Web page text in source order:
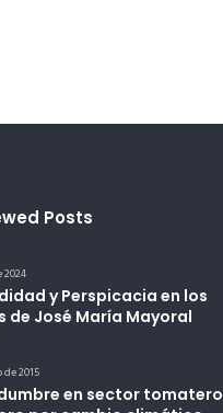
Posts
2024
y Perspicacia en los
de José María Mayoral
de 2015
en sector tomatero